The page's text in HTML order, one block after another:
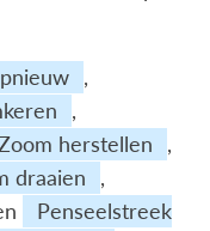
,
,
herstellen
,
draaien
,
Penseelstreek